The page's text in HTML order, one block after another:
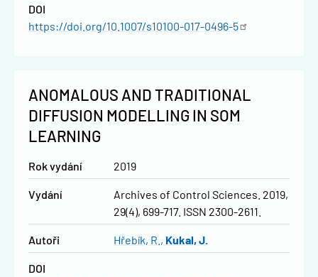
DOI
https://doi.org/10.1007/s10100-017-0496-5
ANOMALOUS AND TRADITIONAL
DIFFUSION MODELLING IN SOM
LEARNING
Rok vydání 2019
Vydání
Archives of Control Sciences. 2019,
29(4), 699-717. ISSN 2300-2611.
Autoři Hřebík, R. Kukal, J.
DOI